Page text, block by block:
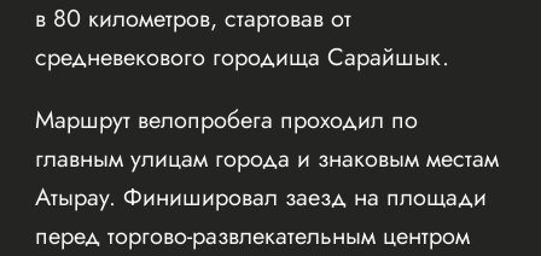
в 80 километров, стартовав от
средневекового городища Сарайшык.
Маршрут велопробега проходил по
главным улицам города и знаковым местам
Атырау. Финишировал заезд на площади
перед торгово-развлекательным центром